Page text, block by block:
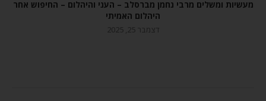
מעשיות ומשלים מרבי נחמן מברסלב – העני והיהלום – החיפוש אחר
היהלום האמיתי
דצמבר 25, 2025